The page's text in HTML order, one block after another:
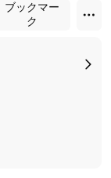
ブックマー
ク